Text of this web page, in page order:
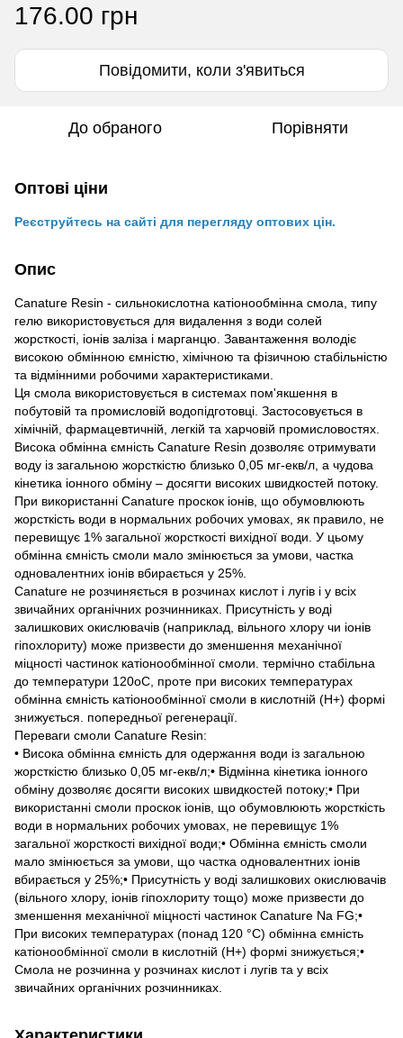
176.00 грн
Повідомити, коли з'явиться
До обраного Порівняти
Оптові ціни
Реєструйтесь на сайті для перегляду оптових цін.
Опис
Canature Resin - сильнокислотна катіонообмінна смола, типу
гелю використовується для видалення з води солей
жорсткості, іонів заліза і марганцю. Завантаження володіє
високою обмінною ємністю, хімічною та фізичною стабільністю
та відмінними робочими характеристиками.
Ця смола використовується в системах пом'якшення в
побутовій та промисловій водопідготовці. Застосовується в
хімічній, фармацевтичній, легкій та харчовій промисловостях.
Висока обмінна ємність Canature Resin дозволяє отримувати
воду із загальною жорсткістю близько 0,05 мг-екв/л, а чудова
кінетика іонного обміну – досягти високих швидкостей потоку.
При використанні Canature проскок іонів, що обумовлюють
жорсткість води в нормальних робочих умовах, як правило, не
перевищує 1% загальної жорсткості вихідної води. У цьому
обмінна ємність смоли мало змінюється за умови, частка
одновалентних іонів вбирається у 25%.
Сanature не розчиняється в розчинах кислот і лугів і у всіх
звичайних органічних розчинниках. Присутність у воді
залишкових окислювачів (наприклад, вільного хлору чи іонів
гіпохлориту) може призвести до зменшення механічної
міцності частинок катіонообмінної смоли. термічно стабільна
до температури 120оС, проте при високих температурах
обмінна ємність катіонообмінної смоли в кислотній (Н+) формі
знижується. попередньої регенерації.
Переваги смоли Canature Resin:
• Висока обмінна ємність для одержання води із загальною
жорсткістю близько 0,05 мг-екв/л;• Відмінна кінетика іонного
обміну дозволяє досягти високих швидкостей потоку;• При
використанні смоли проскок іонів, що обумовлюють жорсткість
води в нормальних робочих умовах, не перевищує 1%
загальної жорсткості вихідної води;• Обмінна ємність смоли
мало змінюється за умови, що частка одновалентних іонів
вбирається у 25%;• Присутність у воді залишкових окислювачів
(вільного хлору, іонів гіпохлориту тощо) може призвести до
зменшення механічної міцності частинок Сanature Na FG;•
При високих температурах (понад 120 °C) обмінна ємність
катіонообмінної смоли в кислотній (Н+) формі знижується;•
Смола не розчинна у розчинах кислот і лугів та у всіх
звичайних органічних розчинниках.